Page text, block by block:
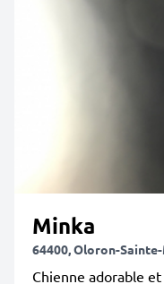
Minka
64400, Oloron-
Chienne adorable